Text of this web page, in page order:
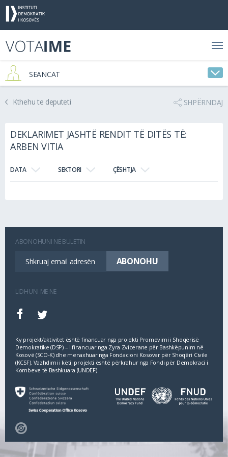
SEANCAT
Kthehu te deputeti SHPËRNDAJ
DEKLARIMET JASHTË RENDIT TË DITËS TË:
ARBEN VITIA
DATA SEKTORI ÇËSHTJA
ABONOHUNI NË BULETIN
LIDHUNI ME NE
Ky projekt/aktivitet është financuar nga projekti Promovimi i Shoqërisë
Demokratike (DSP) – i financuar nga Zyra Zvicerane për Bashkëpunim në
Kosovë (SCO‐K) dhe menaxhuar nga Fondacioni Kosovar për Shoqëri Civile
(KCSF). Vazhdimi i këtij projekti është përkrahur nga Fondi për Demokraci i
Kombeve të Bashkuara (UNDEF).